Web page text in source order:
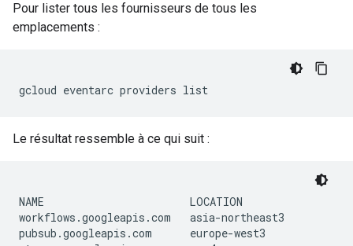
Pour lister tous les fournisseurs de tous les
emplacements :
Le résultat ressemble à ce qui suit :
NAME                       LOCATION
workflows.googleapis.com   asia-northeast3
pubsub.googleapis.com      europe-west3